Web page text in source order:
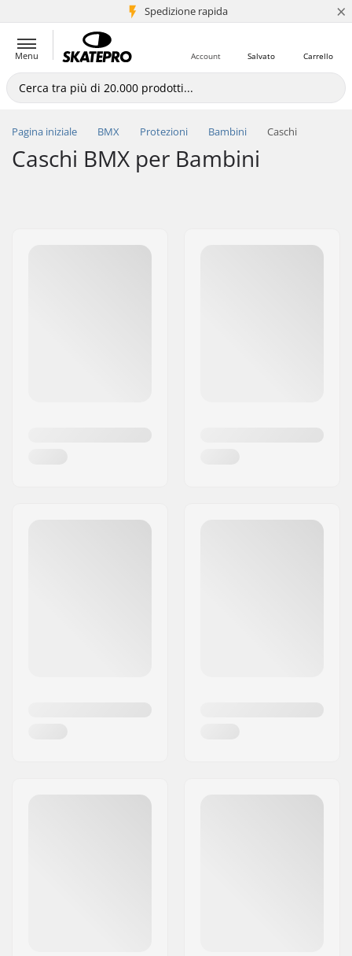
Spedizione rapida
+5 mln di clienti ×
Menu Carrello
Salvato
Account
Pagina iniziale BMX Protezioni Bambini Caschi
Caschi BMX per Bambini